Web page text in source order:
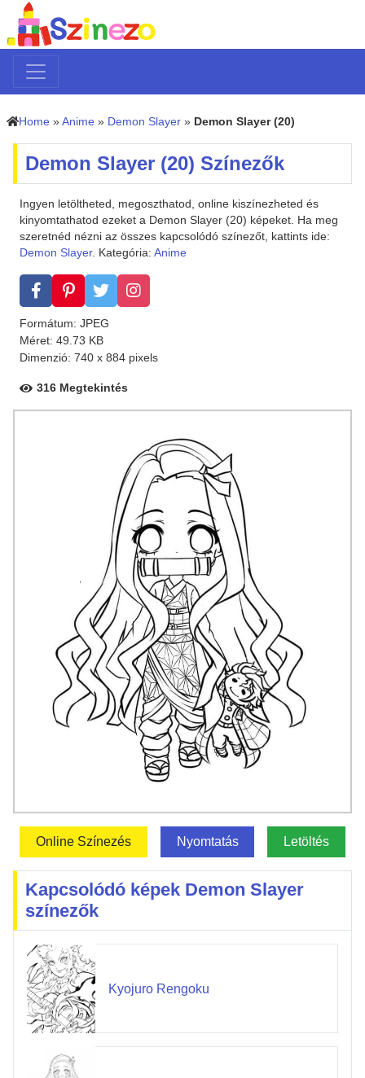
Home » Anime » Demon Slayer » Demon Slayer (20)
Demon Slayer (20) Színezők
Ingyen letöltheted, megoszthatod, online kiszínezheted és
kinyomtathatod ezeket a Demon Slayer (20) képeket. Ha meg
szeretnéd nézni az összes kapcsolódó színezőt, kattints ide:
Demon Slayer. Kategória: Anime
Formátum: JPEG
Méret: 49.73 KB
Dimenzió: 740 x 884 pixels
316 Megtekintés
Online Színezés Nyomtatás Letöltés
Kapcsolódó képek Demon Slayer
színezők
Kyojuro Rengoku